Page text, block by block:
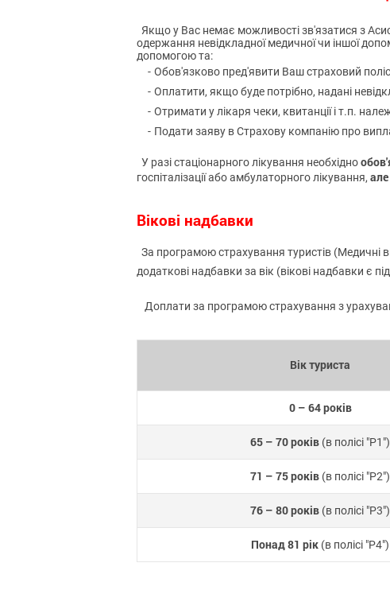
Якщо у Вас немає можливості зв'язатися з
одержання невідкладної медичної чи іншої
допомогою та:
- Обов'язково пред'явити Ваш страховий
- Оплатити, якщо буде потрібно, надані
- Отримати у лікаря чеки, квитанції і т.п.
- Подати заяву в Страхову компанію про
У разі стаціонарного лікування необхідно
госпіталізації або амбулаторного лікування,
Вікові надбавки
За програмою страхування туристів (Медичні
додаткові надбавки за вік (вікові надбавки є
Доплати за програмою страхування з
Вік туриста
0 – 64 років
65 – 70 років (в полісі "P1")
71 – 75 років (в полісі "P2")
76 – 80 років (в полісі "P3")
Понад 81 рік (в полісі "P4")